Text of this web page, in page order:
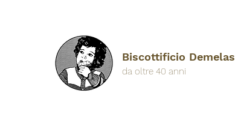
Biscottificio Demelas
da oltre 40 anni